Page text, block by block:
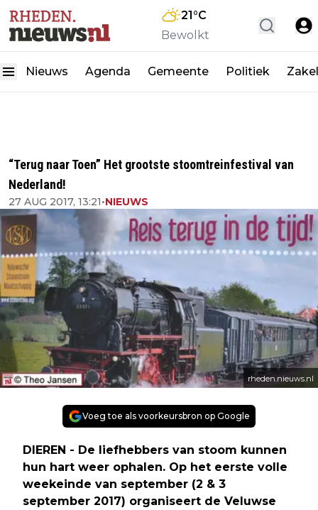
21°C
Bewolkt
Nieuws Agenda Gemeente Politiek
“Terug naar Toen” Het grootste stoomtreinfestival van
Nederland!
27 AUG 2017, 13:21•NIEUWS
rheden.nieuws.nl
Voeg toe als voorkeursbron op Google
DIEREN - De liefhebbers van stoom kunnen
hun hart weer ophalen. Op het eerste volle
weekeinde van september (2 & 3
september 2017) organiseert de Veluwse